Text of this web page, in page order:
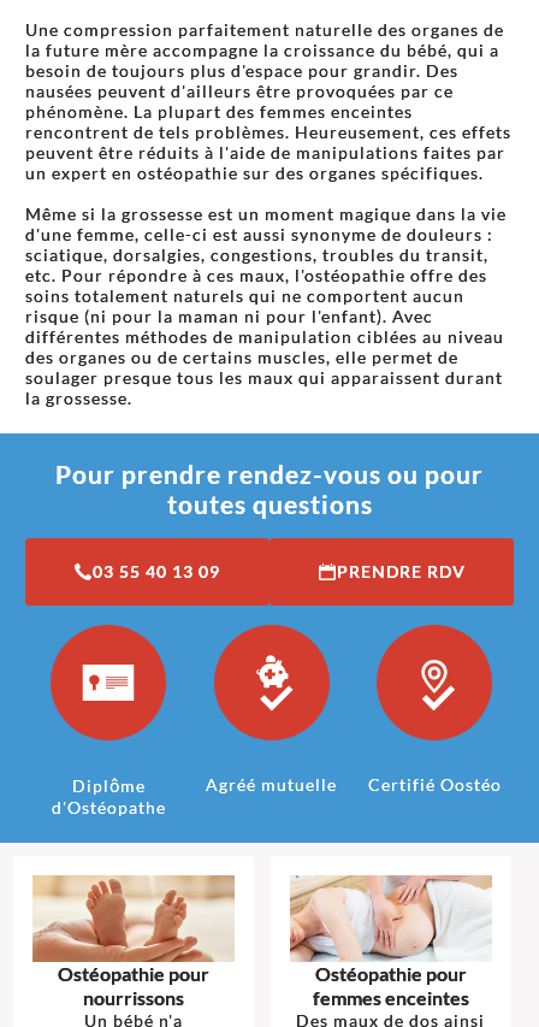
Une compression parfaitement naturelle des organes de
la future mère accompagne la croissance du bébé, qui a
besoin de toujours plus d'espace pour grandir. Des
nausées peuvent d'ailleurs être provoquées par ce
phénomène. La plupart des femmes enceintes
rencontrent de tels problèmes. Heureusement, ces effets
peuvent être réduits à l'aide de manipulations faites par
un expert en ostéopathie sur des organes spécifiques.
Même si la grossesse est un moment magique dans la vie
d'une femme, celle-ci est aussi synonyme de douleurs :
sciatique, dorsalgies, congestions, troubles du transit,
etc. Pour répondre à ces maux, l'ostéopathie offre des
soins totalement naturels qui ne comportent aucun
risque (ni pour la maman ni pour l'enfant). Avec
différentes méthodes de manipulation ciblées au niveau
des organes ou de certains muscles, elle permet de
soulager presque tous les maux qui apparaissent durant
la grossesse.
Pour prendre rendez-vous ou pour
toutes questions
03 55 40 13 09 PRENDRE RDV
Diplôme
d'Ostéopathe
Agréé mutuelle Certifié Oostéo
Ostéopathie pour
nourrissons
Un bébé n'a
Ostéopathie pour
femmes enceintes
Des maux de dos ainsi